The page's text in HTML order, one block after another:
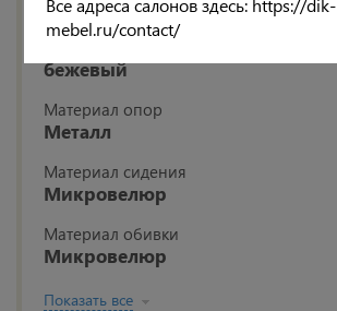
Белый
бежевый
Материал опор
Металл
Материал сидения
Микровелюр
Материал обивки
Микровелюр
Показать все
Все адреса салонов здесь: https://dik-
mebel.ru/contact/